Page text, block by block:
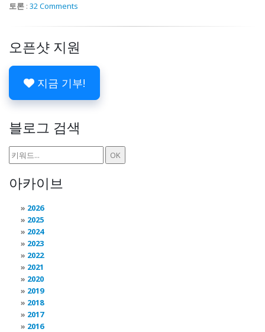
토론 : 32 Comments
오픈샷 지원
지금 기부!
블로그 검색
아카이브
2026
2025
2024
2023
2022
2021
2020
2019
2018
2017
2016